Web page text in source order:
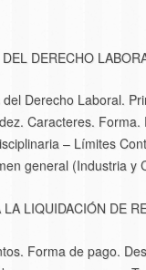
DERECHO
Derecho Laboral.
Caracteres.
– Límites
general (Industria
LIQUIDACIÓN DE
Forma de pago.